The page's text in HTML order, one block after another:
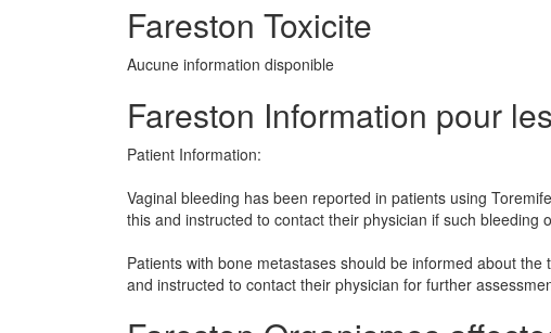
Fareston Toxicite
Aucune information disponible
Fareston Information pour
Patient Information:
Vaginal bleeding has been reported in patients using
this and instructed to contact their physician if such bleeding
Patients with bone metastases should be informed about
and instructed to contact their physician for further